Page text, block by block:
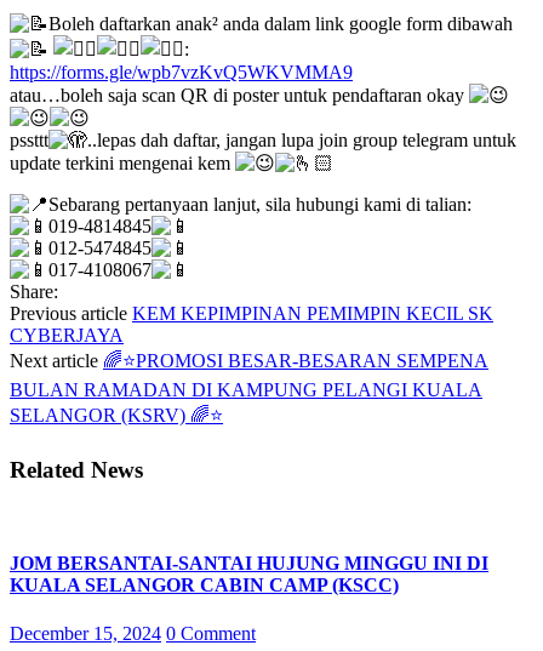
Boleh daftarkan anak² anda dalam link google form dibawah
:
https://forms.gle/wpb7vzKvQ5WKVMMA9
atau…boleh saja scan QR di poster untuk pendaftaran okay
pssttt
..lepas dah daftar, jangan lupa join group telegram untuk
update terkini mengenai kem
Sebarang pertanyaan lanjut, sila hubungi kami di talian:
019-4814845
012-5474845
017-4108067
Share:
Previous article KEM KEPIMPINAN PEMIMPIN KECIL SK
CYBERJAYA
Next article 🌈⭐PROMOSI BESAR-BESARAN SEMPENA
BULAN RAMADAN DI KAMPUNG PELANGI KUALA
SELANGOR (KSRV) 🌈⭐
Related News
JOM BERSANTAI-SANTAI HUJUNG MINGGU INI DI
KUALA SELANGOR CABIN CAMP (KSCC)
December 15, 2024 0 Comment